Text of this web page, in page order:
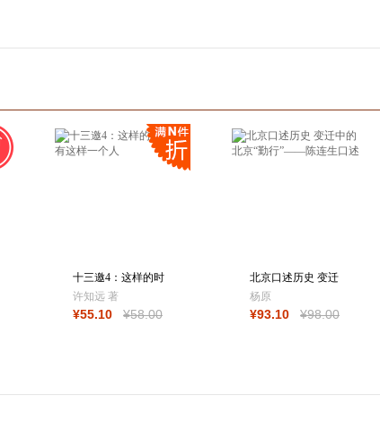
十三邀4：这样的时
代，有这样一个
许知远 著
¥55.10 ¥58.00
北京口述历史 变迁
中的北京“勤行
杨原
¥93.10 ¥98.00